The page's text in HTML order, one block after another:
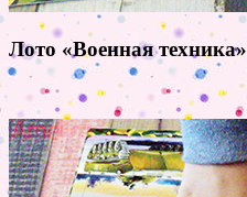
Лото «Военная техника»